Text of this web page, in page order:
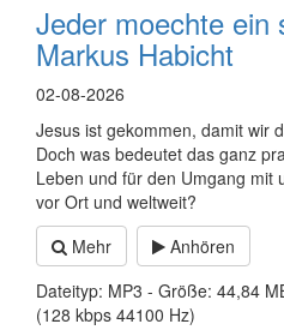
Jeder moechte ein
Markus Habicht
02-08-2026
Jesus ist gekommen, damit wir
Doch was bedeutet das ganz
Leben und für den Umgang mit
vor Ort und weltweit?
Mehr
Anhören
Dateityp: MP3 - Größe: 44,84
(128 kbps 44100 Hz)